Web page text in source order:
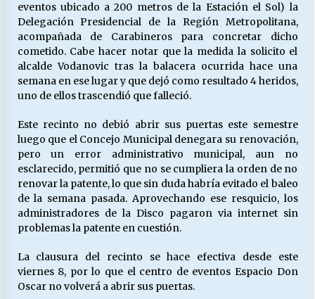
VOLVER A SER ALTERNATIVA
16/06/2026
28/05/2026
Releyendo la Rerum Novarum a 135 años. “La
cuestión social hoy”.
16/05/2026
S.O.S. a los ricos, Save Our Souls (Salvar
Nuestras Almas)
30/04/2026
¿Asesores con doble sueldo?
18/04/2026
eventos ubicado a 200 metros de la Estación el Sol) la
Delegación Presidencial de la Región Metropolitana,
acompañada de Carabineros para concretar dicho
cometido. Cabe hacer notar que la medida la solicito el
alcalde Vodanovic tras la balacera ocurrida hace una
semana en ese lugar y que dejó como resultado 4 heridos,
uno de ellos trascendió que falleció.
Este recinto no debió abrir sus puertas este semestre
luego que el Concejo Municipal denegara su renovación,
pero un error administrativo municipal, aun no
esclarecido, permitió que no se cumpliera la orden de no
renovar la patente, lo que sin duda habría evitado el baleo
de la semana pasada. Aprovechando ese resquicio, los
administradores de la Disco pagaron via internet sin
problemas la patente en cuestión.
La clausura del recinto se hace efectiva desde este
viernes 8, por lo que el centro de eventos Espacio Don
Oscar no volverá a abrir sus puertas.